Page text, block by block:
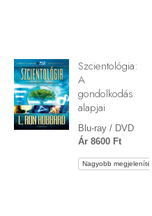
Szcientológia:
A
gondolkodás
alapjai
Blu-ray / DVD
Ár 8600 Ft
Nagyobb megjelenítés